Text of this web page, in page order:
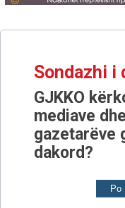
Sondazhi i
GJKKO
mediave
gazetarëve
dakord?
Po